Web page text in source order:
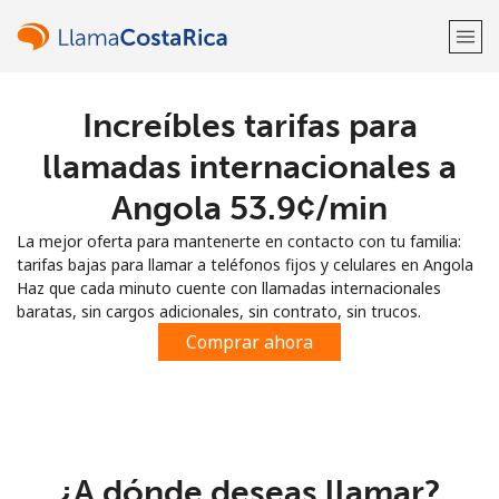
¡Bienvenido!
Regístrate con
Increíbles tarifas para
llamadas internacionales a
Angola ⁦53.9¢⁩/min
La mejor oferta para mantenerte en contacto con tu familia:
tarifas bajas para llamar a teléfonos fijos y celulares en Angola
Haz que cada minuto cuente con llamadas internacionales
baratas, sin cargos adicionales, sin contrato, sin trucos.
Comprar ahora